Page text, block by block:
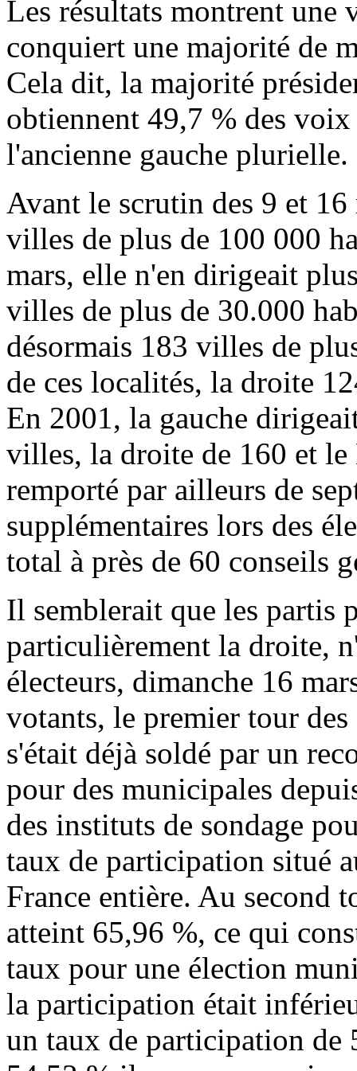
Les résultats montrent
conquiert une majorité de
Cela dit, la majorité
obtiennent 49,7 % des
l'ancienne gauche plurielle.
Avant le scrutin des 9 et
villes de plus de 100 000
mars, elle n'en dirigeait
villes de plus de 30.000
désormais 183 villes de
de ces localités, la droite
En 2001, la gauche
villes, la droite de 160 et
remporté par ailleurs de
supplémentaires lors des
total à près de 60 conseils
Il semblerait que les partis
particulièrement la droite,
électeurs, dimanche 16
votants, le premier tour
s'était déjà soldé par un
pour des municipales
des instituts de sondage
taux de participation situé
France entière. Au second
atteint 65,96 %, ce qui
taux pour une élection
la participation était
un taux de participation de